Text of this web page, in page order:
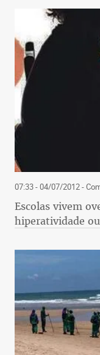
07:33 - 04/07/2012-
Escolas vivem
hiperatividade